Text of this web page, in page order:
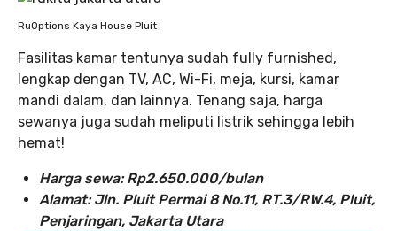
RuOptions Kaya House Pluit
Fasilitas kamar tentunya sudah fully furnished,
lengkap dengan TV, AC, Wi-Fi, meja, kursi, kamar
mandi dalam, dan lainnya. Tenang saja, harga
sewanya juga sudah meliputi listrik sehingga lebih
hemat!
Harga sewa: Rp2.650.000/bulan
Alamat: Jln. Pluit Permai 8 No.11, RT.3/RW.4, Pluit,
Penjaringan, Jakarta Utara